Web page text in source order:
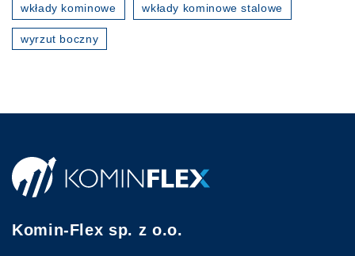
wkłady kominowe wkłady kominowe stalowe
wyrzut boczny
Komin-Flex sp. z o.o.